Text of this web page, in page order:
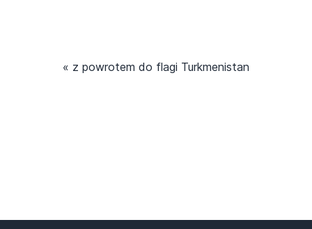
« z powrotem do flagi Turkmenistan